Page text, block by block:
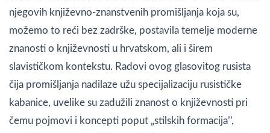
njegovih književno-znanstvenih promišljanja koja su,
možemo to reći bez zadrške, postavila temelje moderne
znanosti o književnosti u hrvatskom, ali i širem
slavističkom kontekstu. Radovi ovog glasovitog rusista
čija promišljanja nadilaze užu specijalizaciju rusističke
kabanice, uvelike su zadužili znanost o književnosti pri
čemu pojmovi i koncepti poput „stilskih formacija’’,